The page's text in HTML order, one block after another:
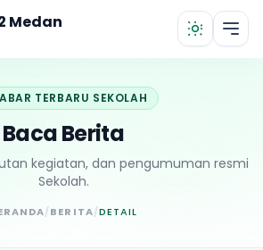
Medan
TERBARU SEKOLAH
Baca Berita
kegiatan, dan pengumuman resmi
Sekolah.
/BERITA/DETAIL